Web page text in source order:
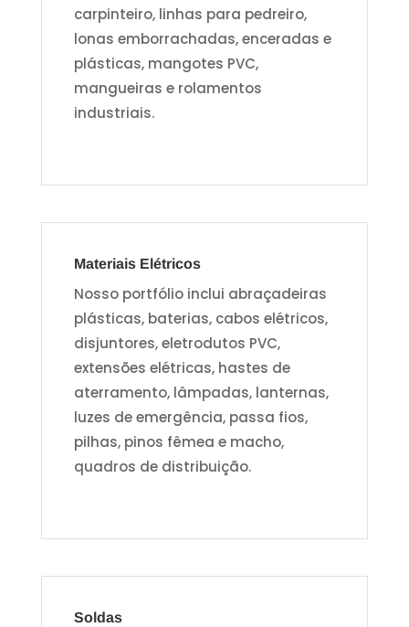
carpinteiro, linhas para pedreiro,
lonas emborrachadas, enceradas e
plásticas, mangotes PVC,
mangueiras e rolamentos
industriais.
Materiais Elétricos
Nosso portfólio inclui abraçadeiras
plásticas, baterias, cabos elétricos,
disjuntores, eletrodutos PVC,
extensões elétricas, hastes de
aterramento, lâmpadas, lanternas,
luzes de emergência, passa fios,
pilhas, pinos fêmea e macho,
quadros de distribuição.
Soldas